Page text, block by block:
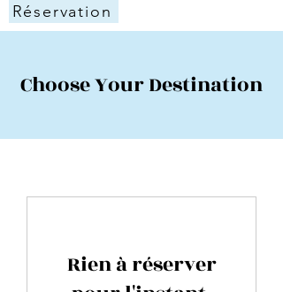
Réservation
Choose Your Destination
Rien à réserver